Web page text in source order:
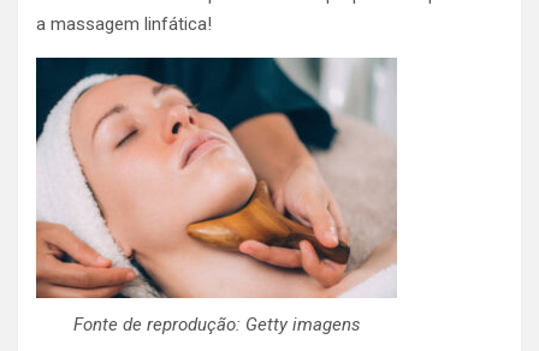
a massagem linfática!
Fonte de reprodução: Getty imagens